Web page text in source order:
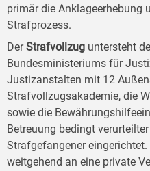
primär die Anklageerhebung
Strafprozess.
DerStrafvollzug untersteht
Bundesministeriums für
Justizanstalten mit 12
Strafvollzugsakademie, die
sowie die
Betreuung bedingt
Strafgefangener
weitgehend an eine private